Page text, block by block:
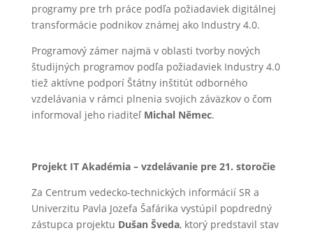
programy pre trh práce podľa požiadaviek digitálnej
transformácie podnikov známej ako Industry 4.0.
Programový zámer najmä v oblasti tvorby nových
študijných programov podľa požiadaviek Industry 4.0
tiež aktívne podporí Štátny inštitút odborného
vzdelávania v rámci plnenia svojich záväzkov o čom
informoval jeho riaditeľ Michal Němec.
Projekt IT Akadémia – vzdelávanie pre 21. storočie
Za Centrum vedecko-technických informácií SR a
Univerzitu Pavla Jozefa Šafárika vystúpil popdredný
zástupca projektu Dušan Šveda, ktorý predstavil stav